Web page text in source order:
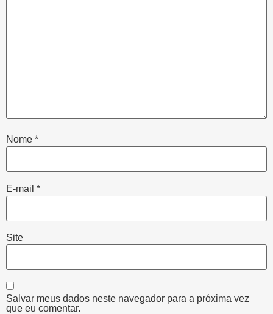
Nome *
E-mail *
Site
Salvar meus dados neste navegador para a próxima vez
que eu comentar.